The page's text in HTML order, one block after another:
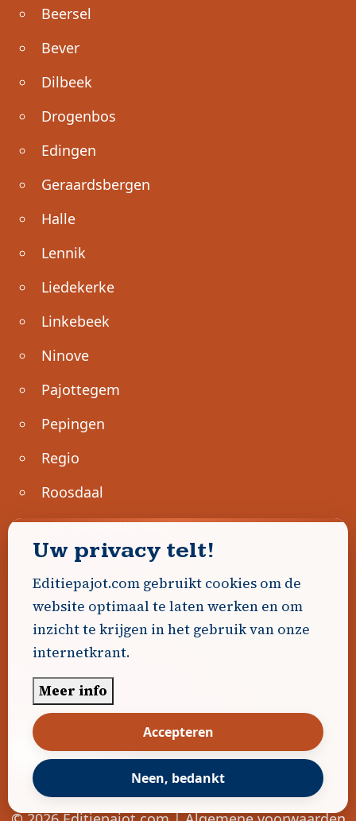
Beersel
Bever
Dilbeek
Drogenbos
Edingen
Geraardsbergen
Halle
Lennik
Liedekerke
Linkebeek
Ninove
Pajottegem
Pepingen
Regio
Roosdaal
Sint-Genesius-Rode
Sint-Pieters-Leeuw
Ternat
Ondernemen
Geen advertenties gevonden.
Uw advertentie hier? Contacteer ons!
Word Partner!
Uw privacy telt!
Editiepajot.com gebruikt cookies om de
website optimaal te laten werken en om
inzicht te krijgen in het gebruik van onze
internetkrant.
Meer info
Accepteren
Neen, bedankt